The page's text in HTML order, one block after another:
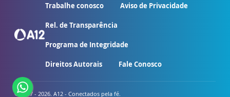
Trabalhe conosco Aviso de Privacidade
Rel. de Transparência
Programa de Integridade
Direitos Autorais Fale Conosco
© 2007 - 2026. A12 - Conectados pela fé.